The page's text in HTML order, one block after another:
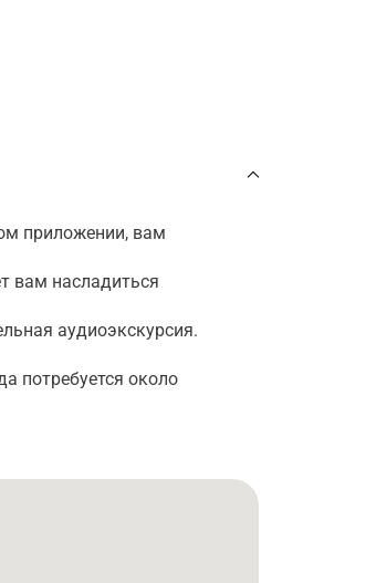
приложении, вам
вам насладиться
аудиоэкскурсия.
потребуется около